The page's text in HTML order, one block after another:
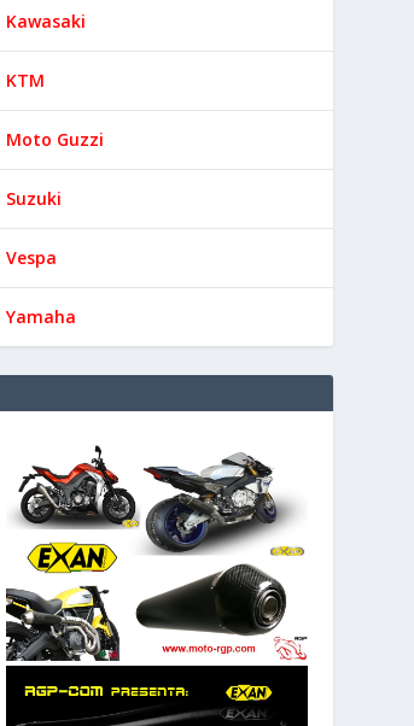
Kawasaki
KTM
Moto Guzzi
Suzuki
Vespa
Yamaha